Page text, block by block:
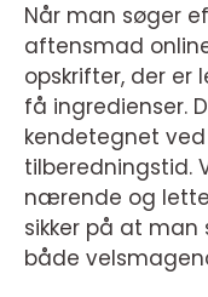
Når man søger
aftensmad
opskrifter, der
få ingredienser.
kendetegnet
tilberedningstid.
nærende og
sikker på at
både